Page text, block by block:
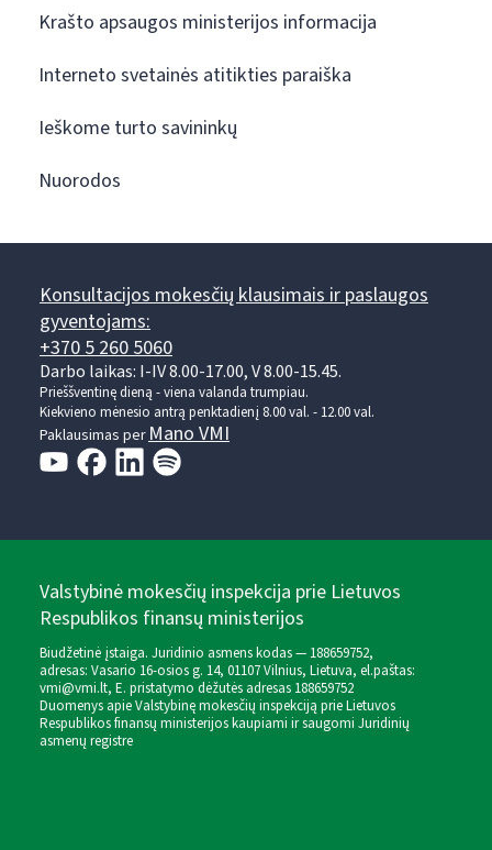
Krašto apsaugos ministerijos informacija
Interneto svetainės atitikties paraiška
Ieškome turto savininkų
Nuorodos
Konsultacijos mokesčių klausimais ir paslaugos
gyventojams:
+370 5 260 5060
Darbo laikas: I-IV 8.00-17.00, V 8.00-15.45.
Prieššventinę dieną - viena valanda trumpiau.
Kiekvieno mėnesio antrą penktadienį 8.00 val. - 12.00 val.
Paklausimas perMano VMI
Valstybinė mokesčių inspekcija prie Lietuvos
Respublikos finansų ministerijos
Biudžetinė įstaiga. Juridinio asmens kodas — 188659752,
adresas: Vasario 16-osios g. 14, 01107 Vilnius, Lietuva, el.paštas:
vmi@vmi.lt, E. pristatymo dėžutės adresas 188659752
Duomenys apie Valstybinę mokesčių inspekciją prie Lietuvos
Respublikos finansų ministerijos kaupiami ir saugomi Juridinių
asmenų registre